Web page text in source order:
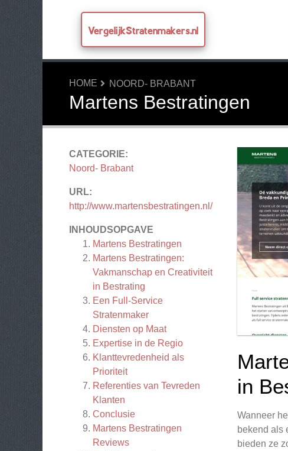
VergelijkStratenmakers.nl
HOME NOORD- BRABANT
Martens Bestratingen
CATEGORIE:
Noord- Brabant
URL:
http://www.martensbestratingen.nl/
INHOUDSOPGAVE
Martens Bestratingen
Martens Bestratingen:
Vakmanschap en Creativiteit
in Bestrating
Een Full-Service
Stratenmaker
Diensten op Maat
Expertise in de Regio
Klanttevredenheid als
Prioriteit
Referenties van Tevreden
Klanten
Conclusie
Martens Bestratingen
Reviews
in
Wanneer
bekend als
bieden ze